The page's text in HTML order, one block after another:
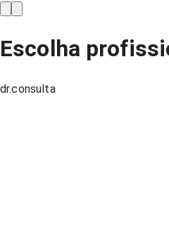
Escolha
dr.consulta